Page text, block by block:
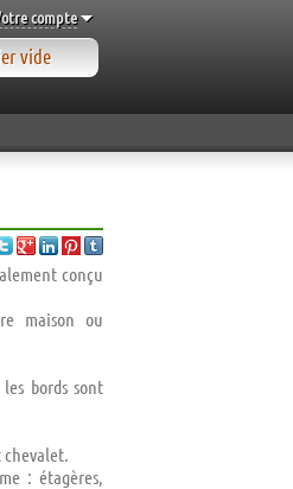
compte
vide
conçu
maison ou
bords sont
: étagères,